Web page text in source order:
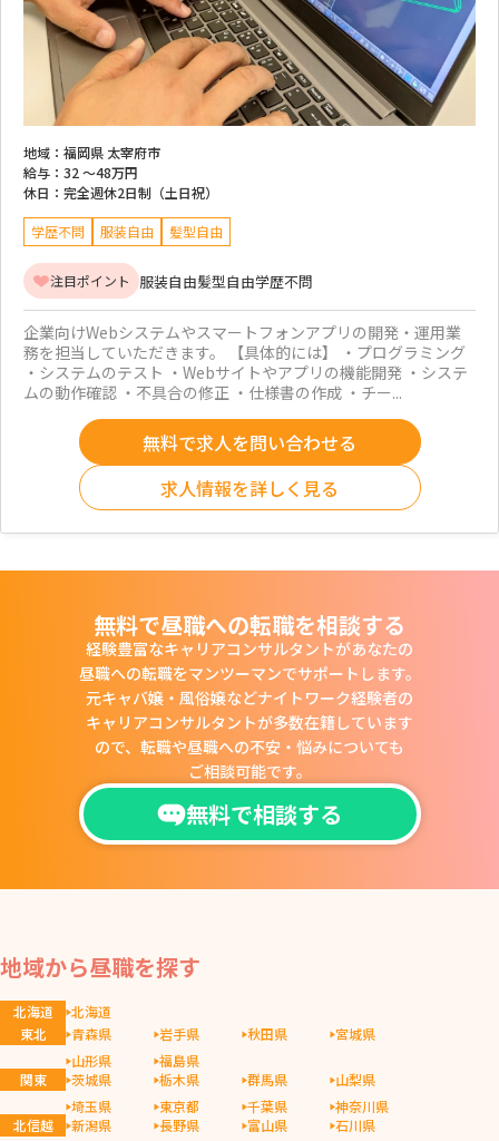
地域： 福岡県 太宰府市
給与： 32 ～48万円
休日： 完全週休2日制（土日祝）
学歴不問 服装自由 髪型自由
注目ポイント 服装自由髪型自由学歴不問
企業向けWebシステムやスマートフォンアプリの開発・運用業
務を担当していただきます。 【具体的には】 ・プログラミング
・システムのテスト ・Webサイトやアプリの機能開発 ・システ
ムの動作確認 ・不具合の修正 ・仕様書の作成 ・チー...
無料で求人を問い合わせる
求人情報を詳しく見る
無料で昼職への転職を相談する
経験豊富なキャリアコンサルタントがあなたの
昼職への転職をマンツーマンでサポートします。
元キャバ嬢・風俗嬢などナイトワーク経験者の
キャリアコンサルタントが多数在籍しています
ので、 転職や昼職への不安・悩みについても
ご相談可能です。
無料で相談する
地域から昼職を探す
北海道
北海道
東北
青森県 岩手県 秋田県
宮城県
山形県
福島県
関東
茨城県 栃木県 群馬県
山梨県
埼玉県
東京都 千葉県
神奈川県
北信越
新潟県 長野県 富山県
石川県